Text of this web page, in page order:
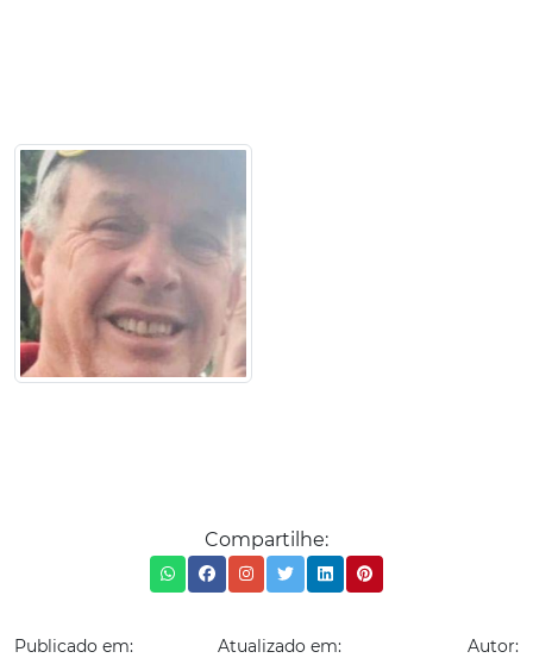
Compartilhe:
Publicado em: Atualizado em: Autor: